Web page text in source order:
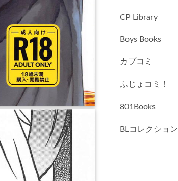
CP Library
Boys Books
カプコミ
ふじょコミ！
801Books
BLコレクション